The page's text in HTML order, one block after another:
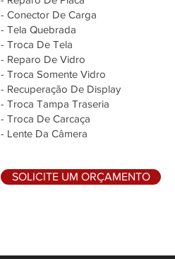
- Conector De Carga
- Tela Quebrada
- Troca De Tela
- Reparo De Vidro
- Troca Somente Vidro
- Recuperação De Display
- Troca Tampa Traseria
- Troca De Carcaça
- Lente Da Câmera
SOLICITE UM ORÇAMENTO